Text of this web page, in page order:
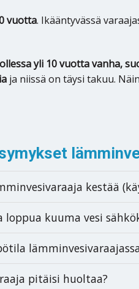
vuotta. Ikääntyvässä
yli 10 vuotta vanha,
ja niissä on täysi takuu.
kestää
loppua kuuma vesi
pitäisi huoltaa?